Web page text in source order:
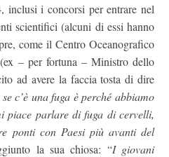
inclusi i concorsi per entrare nel
scientifici (alcuni di essi hanno
come il Centro Oceanografico
– per fortuna – Ministro dello
ad avere la faccia tosta di dire
c’è una fuga è perché abbiamo
piace parlare di fuga di cervelli,
ponti con Paesi più avanti del
la sua chiosa: “I giovani